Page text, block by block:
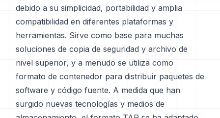
debido a su simplicidad, portabilidad y amplia
compatibilidad en diferentes plataformas y
herramientas. Sirve como base para muchas
soluciones de copia de seguridad y archivo de
nivel superior, y a menudo se utiliza como
formato de contenedor para distribuir paquetes de
software y código fuente. A medida que han
surgido nuevas tecnologías y medios de